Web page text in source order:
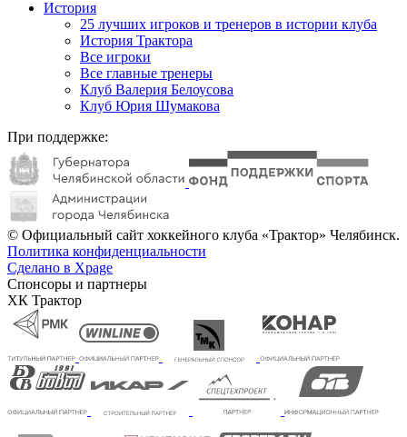
История
25 лучших игроков и тренеров в истории клуба
История Трактора
Все игроки
Все главные тренеры
Клуб Валерия Белоусова
Клуб Юрия Шумакова
При поддержке:
© Официальный сайт хоккейного клуба «Трактор» Челябинск.
Политика конфиденциальности
Сделано в Xpage
Спонсоры и партнеры
ХК Трактор